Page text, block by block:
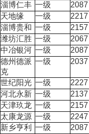
淄博仁丰 一级
2087
天地缘
一级
2217
淄博贵和 一级
2157
潍坊汇胜 一级
2067
中冶银河 一级
2087
德州德派
克
一级 2037
世纪阳光 一级
2227
河北永新 一级
2137
天津玖龙 一级
2157
太康龙源 一级
2247
新乡亨利
一级
2087